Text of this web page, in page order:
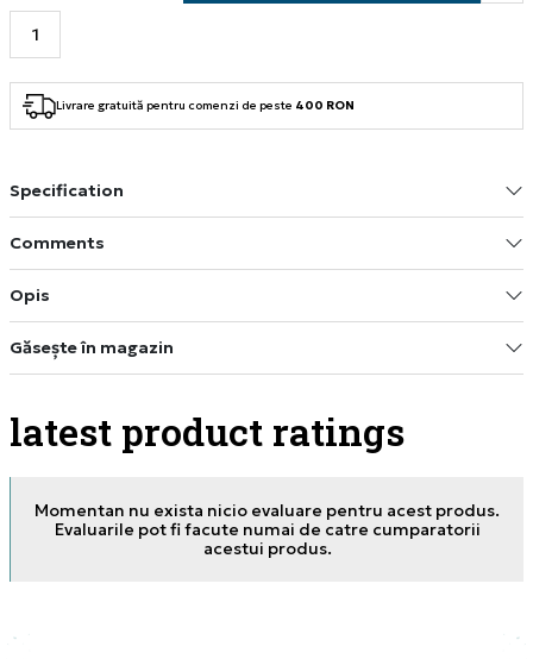
Livrare gratuită pentru comenzi de peste 400 RON
Specification
Comments
Opis
Găsește în magazin
latest product ratings
Momentan nu exista nicio evaluare pentru acest produs.
Evaluarile pot fi facute numai de catre cumparatorii
acestui produs.